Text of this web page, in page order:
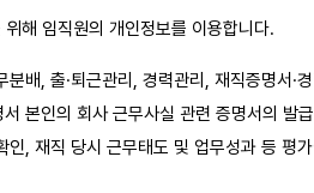
해 임직원의 개인정보를 이용합니다.
분배, 출·퇴근관리, 경력관리, 재직증명서·
서 본인의 회사 근무사실 관련 증명서의 발급
인, 재직 당시 근무태도 및 업무성과 등 평